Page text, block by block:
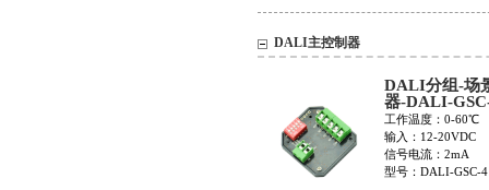
DALI主控制器
DALI分组-场
器-DALI-
工作温度：0‐60℃
输入：12‐20VDC
信号电流：2mA
型号：DALI-GSC-4